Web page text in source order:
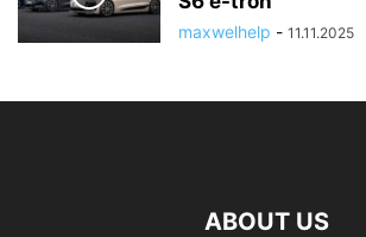
maxwelhelp - 11.11.2025
ABOUT US